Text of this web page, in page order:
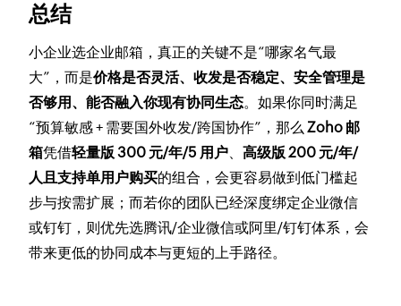
总结
小企业选企业邮箱，真正的关键不是“哪家名气最
大”，而是价格是否灵活、收发是否稳定、安全管理是
否够用、能否融入你现有协同生态。如果你同时满足
“预算敏感 + 需要国外收发/跨国协作”，那么Zoho 邮
箱凭借轻量版 300 元/年/5 用户、高级版 200 元/年/
人且支持单用户购买的组合，会更容易做到低门槛起
步与按需扩展；而若你的团队已经深度绑定企业微信
或钉钉，则优先选腾讯/企业微信或阿里/钉钉体系，会
带来更低的协同成本与更短的上手路径。